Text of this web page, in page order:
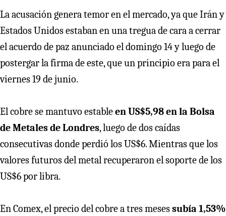
La acusación genera temor en el mercado, ya que Irán y
Estados Unidos estaban en una tregua de cara a cerrar
el acuerdo de paz anunciado el domingo 14 y luego de
postergar la firma de este, que un principio era para el
viernes 19 de junio.
El cobre se mantuvo estableen US$5,98 en la Bolsa
de Metales de Londres, luego de dos caídas
consecutivas donde perdió los US$6. Mientras que los
valores futuros del metal recuperaron el soporte de los
US$6 por libra.
En Comex, el precio del cobre a tres mesessubía 1,53%